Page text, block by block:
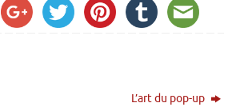
L’art du pop-up